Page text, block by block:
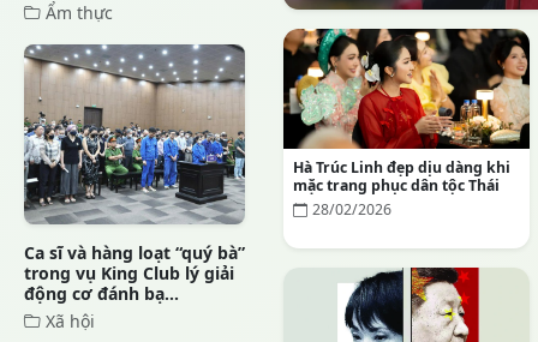
Ẩm thực
Ca sĩ và hàng loạt “quý bà”
trong vụ King Club lý giải
động cơ đánh bạ...
Xã hội
Hà Trúc Linh đẹp dịu dàng khi
mặc trang phục dân tộc Thái
28/02/2026